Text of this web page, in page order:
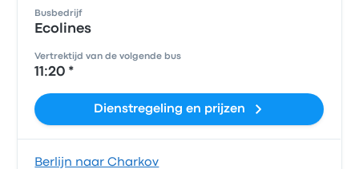
Busbedrijf
Ecolines
Vertrektijd van de volgende bus
11:20 *
Dienstregeling en prijzen
Berlijn naar Charkov